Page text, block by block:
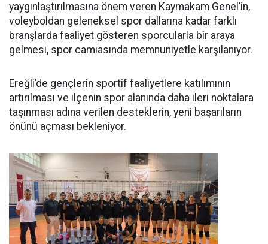
yaygınlaştırılmasına önem veren Kaymakam Genel’in,
voleyboldan geleneksel spor dallarına kadar farklı
branşlarda faaliyet gösteren sporcularla bir araya
gelmesi, spor camiasında memnuniyetle karşılanıyor.
Ereğli’de gençlerin sportif faaliyetlere katılımının
artırılması ve ilçenin spor alanında daha ileri noktalara
taşınması adına verilen desteklerin, yeni başarıların
önünü açması bekleniyor.